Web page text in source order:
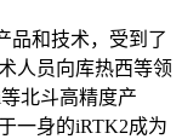
和技术，受到了
人员向库热西等领
北斗高精度产
一身的iRTK2成为